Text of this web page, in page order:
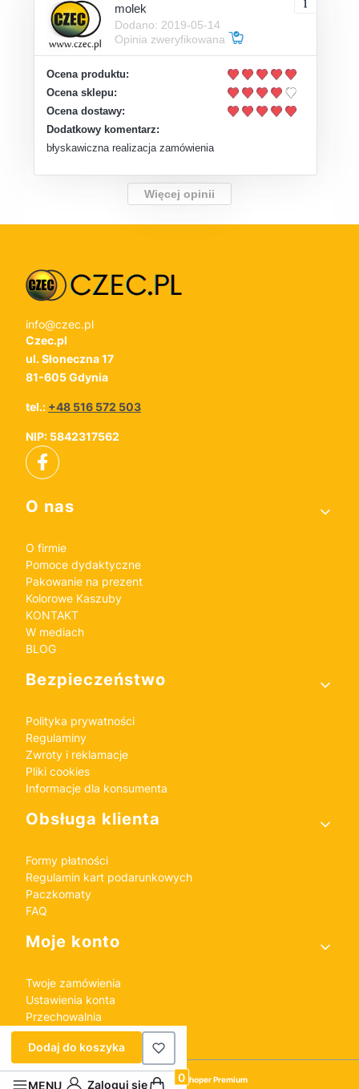
molek
Dodano: 2019-05-14
Opinia zweryfikowana
Ocena produktu:
Ocena sklepu:
Ocena dostawy:
Dodatkowy komentarz:
błyskawiczna realizacja zamówienia
Więcej opinii
info@czec.pl
Czec.pl
ul. Słoneczna 17
81-605 Gdynia
tel.: +48 516 572 503
NIP: 5842317562
Linki w stopce
O nas
O firmie
Pomoce dydaktyczne
Pakowanie na prezent
Kolorowe Kaszuby
KONTAKT
W mediach
BLOG
Bezpieczeństwo
Polityka prywatności
Regulaminy
Zwroty i reklamacje
Pliki cookies
Informacje dla konsumenta
Obsługa klienta
Formy płatności
Regulamin kart podarunkowych
Paczkomaty
FAQ
Moje konto
Twoje zamówienia
Ustawienia konta
Przechowalnia
Sklep internetowyShoper Premium
Dodaj do koszyka
MENU Zaloguj sięProdukty w koszyku: 0. Zobacz